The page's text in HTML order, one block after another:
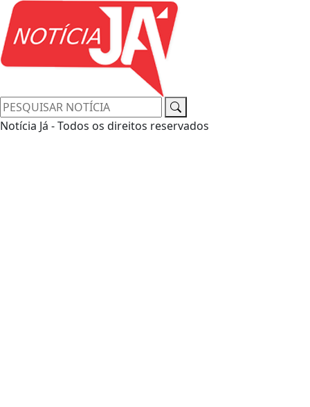
Notícia Já - Todos os direitos reservados